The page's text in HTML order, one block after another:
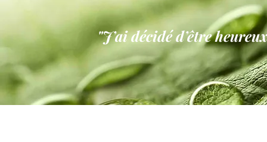
"J’ai décidé d’être